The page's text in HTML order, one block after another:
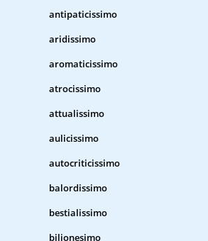
antipaticissimo
aridissimo
aromaticissimo
atrocissimo
attualissimo
aulicissimo
autocriticissimo
balordissimo
bestialissimo
bilionesimo